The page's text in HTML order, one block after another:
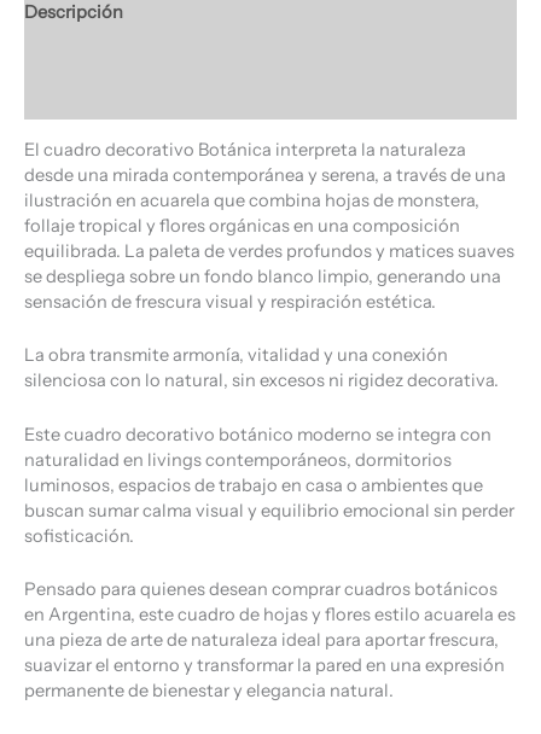
Descripción
El cuadro decorativo Botánica interpreta la naturaleza
desde una mirada contemporánea y serena, a través de una
ilustración en acuarela que combina hojas de monstera,
follaje tropical y flores orgánicas en una composición
equilibrada. La paleta de verdes profundos y matices suaves
se despliega sobre un fondo blanco limpio, generando una
sensación de frescura visual y respiración estética.
La obra transmite armonía, vitalidad y una conexión
silenciosa con lo natural, sin excesos ni rigidez decorativa.
Este cuadro decorativo botánico moderno se integra con
naturalidad en livings contemporáneos, dormitorios
luminosos, espacios de trabajo en casa o ambientes que
buscan sumar calma visual y equilibrio emocional sin perder
sofisticación.
Pensado para quienes desean comprar cuadros botánicos
en Argentina, este cuadro de hojas y flores estilo acuarela es
una pieza de arte de naturaleza ideal para aportar frescura,
suavizar el entorno y transformar la pared en una expresión
permanente de bienestar y elegancia natural.